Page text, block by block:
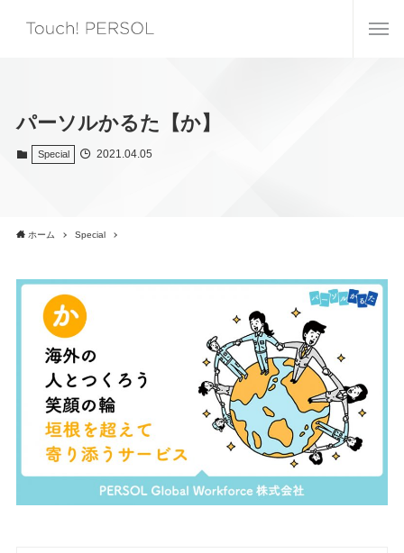
パーソルかるた【か】
Special 2021.04.05
ホーム Special